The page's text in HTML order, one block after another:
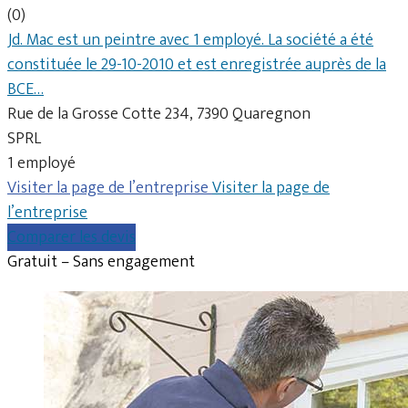
(0)
Jd. Mac est un peintre avec 1 employé. La société a été
constituée le 29-10-2010 et est enregistrée auprès de la
BCE…
Rue de la Grosse Cotte 234, 7390 Quaregnon
SPRL
1 employé
Visiter la page de l’entrepriseVisiter la page de
l’entreprise
Comparer les devis
Gratuit – Sans engagement